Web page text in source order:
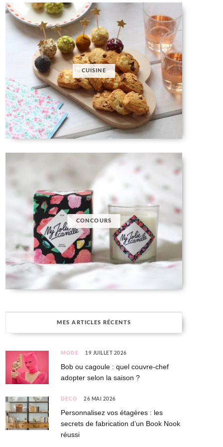
CUISINE
CONCOURS
MES ARTICLES RÉCENTS
MODE 19 JUILLET 2026
Bob ou cagoule : quel couvre-chef
adopter selon la saison ?
DÉCO 26 MAI 2026
Personnalisez vos étagères : les
secrets de fabrication d’un Book Nook
réussi